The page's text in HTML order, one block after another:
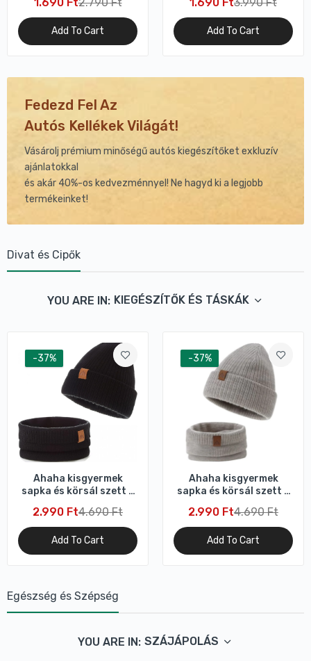
Add To Cart
univerzális tároló és
szervírozó
Add To Cart
Fedezd Fel Az
Autós KellékekVilágát!
Vásárolj prémium minőségű autós kiegészítőket exkluzív
ajánlatokkal
és akár 40%-os kedvezménnyel! Ne hagyd ki a legjobb
termékeinket!
Divat és Cipők
YOU ARE IN: KIEGÉSZÍTŐK ÉS TÁSKÁK
-37%
Ahaha kisgyermek
sapka és körsál szett –
kiegészítő (M)
2.990 Ft4.690 Ft
Add To Cart
-37%
Ahaha kisgyermek
sapka és körsál szett –
kiegészítő (M)
2.990 Ft4.690 Ft
Add To Cart
Egészség és Szépség
YOU ARE IN: SZÁJÁPOLÁS